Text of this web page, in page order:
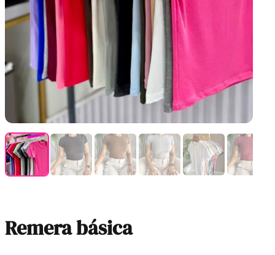
Remera básica